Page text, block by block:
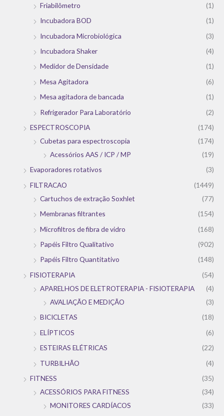
Friabilômetro
(1)
Incubadora BOD
(1)
Incubadora Microbiológica
(3)
Incubadora Shaker
(4)
Medidor de Densidade
(1)
Mesa Agitadora
(6)
Mesa agitadora de bancada
(1)
Refrigerador Para Laboratório
(2)
ESPECTROSCOPIA
(174)
Cubetas para espectroscopia
(174)
Acessórios AAS / ICP / MP
(19)
Evaporadores rotativos
(3)
FILTRACAO
(1449)
Cartuchos de extração Soxhlet
(77)
Membranas filtrantes
(154)
Microfiltros de fibra de vidro
(168)
Papéis Filtro Qualitativo
(902)
Papéis Filtro Quantitativo
(148)
FISIOTERAPIA
(54)
APARELHOS DE ELETROTERAPIA - FISIOTERAPIA
(4)
AVALIAÇÃO E MEDIÇÃO
(3)
BICICLETAS
(18)
ELÍPTICOS
(6)
ESTEIRAS ELÉTRICAS
(22)
TURBILHÃO
(4)
FITNESS
(35)
ACESSÓRIOS PARA FITNESS
(34)
MONITORES CARDÍACOS
(33)